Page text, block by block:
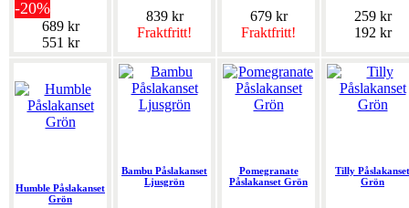
-20%
689 kr
551 kr
839 kr
Fraktfritt!
679 kr
Fraktfritt!
259 kr
192 kr
Humble Påslakanset
Grön
Bambu Påslakanset
Ljusgrön
Pomegranate
Påslakanset Grön
Tilly Påslakanset
Grön